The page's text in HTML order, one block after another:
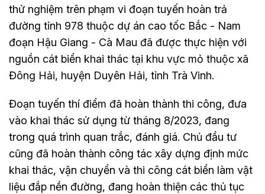
thử nghiệm trên phạm vi đoạn tuyến hoàn trả
đường tỉnh 978 thuộc dự án cao tốc Bắc - Nam
đoạn Hậu Giang - Cà Mau đã được thực hiện với
nguồn cát biển khai thác tại khu vực mỏ thuộc xã
Đông Hải, huyện Duyên Hải, tỉnh Trà Vinh.
Đoạn tuyến thí điểm đã hoàn thành thi công, đưa
vào khai thác sử dụng từ tháng 8/2023, đang
trong quá trình quan trắc, đánh giá. Chủ đầu tư
cũng đã hoàn thành công tác xây dựng định mức
khai thác, vận chuyển và thi công cát biển làm vật
liệu đắp nền đường, đang hoàn thiện các thủ tục